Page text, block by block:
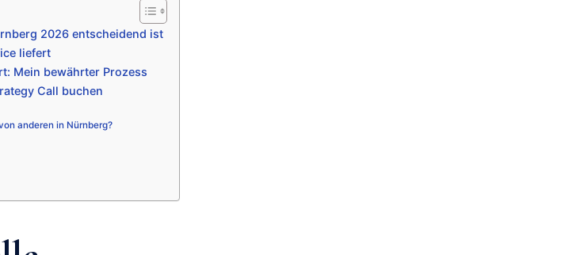
2026 entscheidend ist
liefert
Mein bewährter Prozess
Call buchen
anderen in Nürnberg?